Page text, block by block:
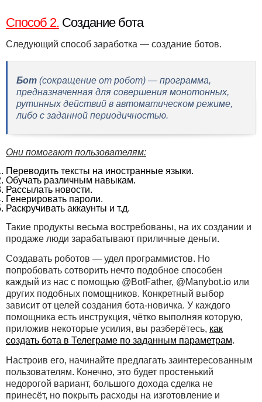
Способ 2. Создание бота
Следующий способ заработка — создание ботов.
Бот (сокращение от робот) — программа,
предназначенная для совершения монотонных,
рутинных действий в автоматическом режиме,
либо с заданной периодичностью.
Они помогают пользователям:
Переводить тексты на иностранные языки.
Обучать различным навыкам.
Рассылать новости.
Генерировать пароли.
Раскручивать аккаунты и т.д.
Такие продукты весьма востребованы, на их создании и
продаже люди зарабатывают приличные деньги.
Создавать роботов — удел программистов. Но
попробовать сотворить нечто подобное способен
каждый из нас с помощью @BotFather, @Manybot.io или
других подобных помощников. Конкретный выбор
зависит от целей создания бота-новичка. У каждого
помощника есть инструкция, чётко выполняя которую,
приложив некоторые усилия, вы разберётесь, как
создать бота в Телеграме по заданным параметрам.
Настроив его, начинайте предлагать заинтересованным
пользователям. Конечно, это будет простенький
недорогой вариант, большого дохода сделка не
принесёт, но покрыть расходы на изготовление и